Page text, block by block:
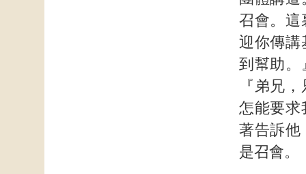
召會。這
迎你傳講
到幫助。
『弟兄
怎能要求
著告訴他
是召會。